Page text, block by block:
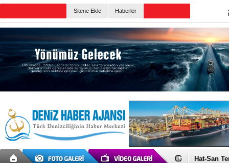
Sitene Ekle Haberler
Türk
Hat-San